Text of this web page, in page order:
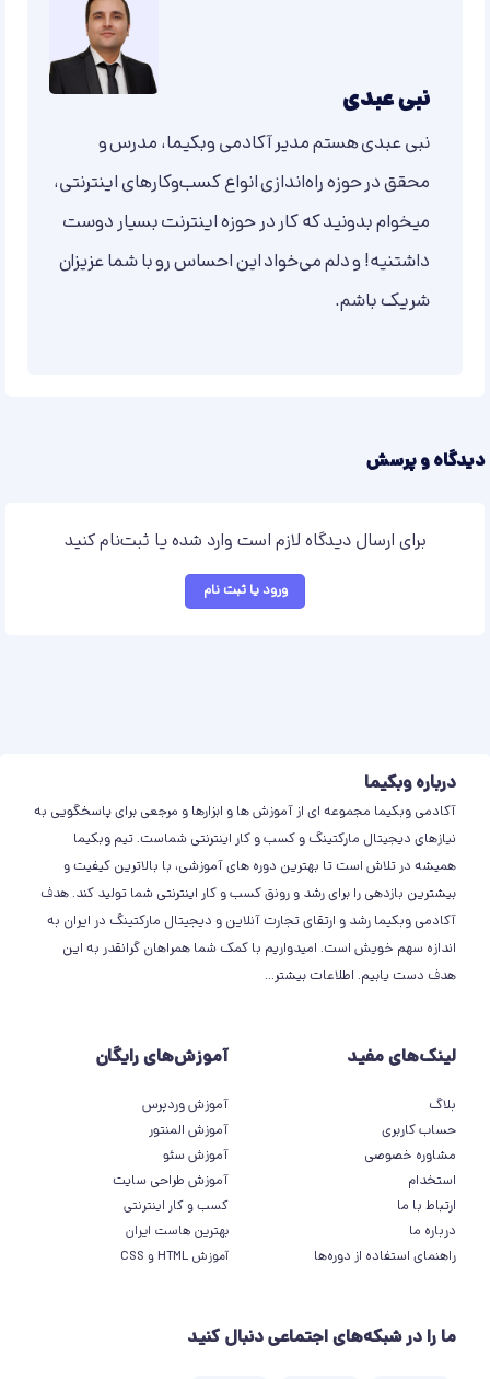
نبی عبدی
نبی عبدی هستم مدیر آکادمی وبکیما، مدرس و
محقق در حوزه راه‌اندازی انواع کسب‌وکارهای اینترنتی،
میخوام بدونید که کار در حوزه اینترنت بسیار دوست
داشتنیه! و دلم می‌خواد این احساس رو با شما عزیزان
شریک باشم.
دیدگاه و پرسش
برای ارسال دیدگاه لازم است وارد شده یا ثبت‌نام کنید
ورود یا ثبت نام
درباره وبکیما
آکادمی وبکیما مجموعه ای از آموزش ها و ابزارها و مرجعی برای پاسخگویی به
نیازهای دیجیتال مارکتینگ و کسب و کار اینترنتی شماست. تیم وبکیما
همیشه در تلاش است تا بهترین دوره های آموزشی، با بالاترین کیفیت و
بیشترین بازدهی را برای رشد و رونق کسب و کار اینترنتی شما تولید کند. هدف
آکادمی وبکیما رشد و ارتقای تجارت آنلاین و دیجیتال مارکتینگ در ایران به
اندازه سهم خویش است. امیدواریم با کمک شما همراهان گرانقدر به این
هدف دست یابیم. اطلاعات بیشتر...
لینک‌های مفید
بلاگ
حساب کاربری
مشاوره خصوصی
استخدام
ارتباط با ما
درباره ما
راهنمای استفاده از دوره‌ها
آموزش‌های رایگان
آموزش وردپرس
آموزش المنتور
آموزش سئو
آموزش طراحی سایت
کسب و کار اینترنتی
بهترین هاست ایران
آموزش HTML و CSS
ما را در شبکه‌های اجتماعی دنبال کنید